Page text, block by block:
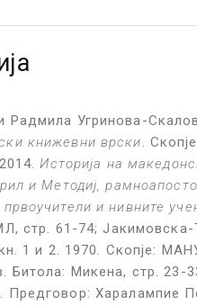
Угринова-
книжевни врски .
Историја на
и Методиј,
и нивните
стр. 61-74;
1 и 2. 1970. Скопје:
Битола: Микена, стр. 23-
Предговор: Харалампие